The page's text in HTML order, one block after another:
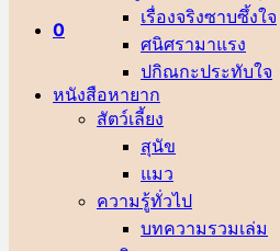
0
เรื่องจริงซาบซึ้งใจ
ศนิศรา
ปกิณกะประทับใจ
หนังสือหายาก
สัตว์เลี้ยง
สุนัข
แมว
ความรู้ทั่วไป
บทความรวมเล่ม